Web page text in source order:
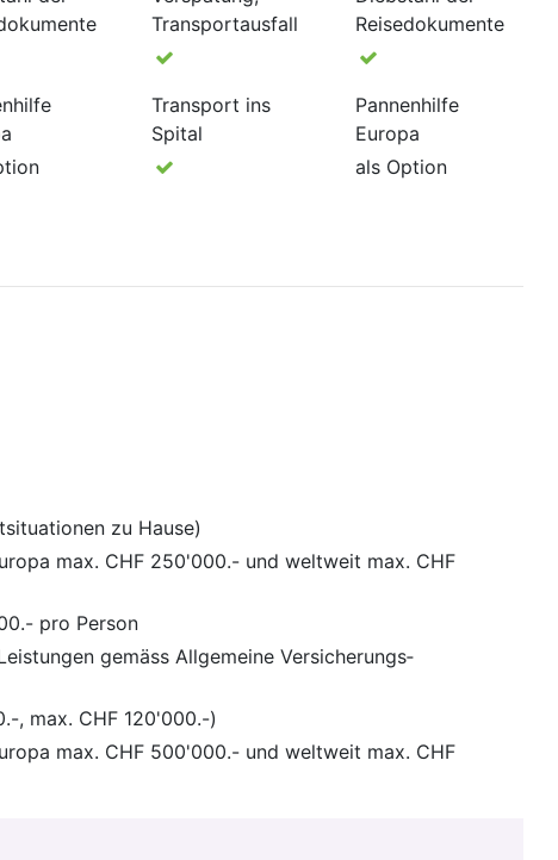
Transportausfall
Reisedokumente
Transport ins
Spital
Pannenhilfe
Europa
als Option
zu Hause)
max. CHF 250'000.- und weltweit max. CHF
pro Person
gemäss Allgemeine Versicherungs­
, max. CHF 120'000.-)
max. CHF 500'000.- und weltweit max. CHF